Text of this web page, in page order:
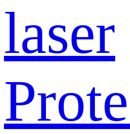
laser